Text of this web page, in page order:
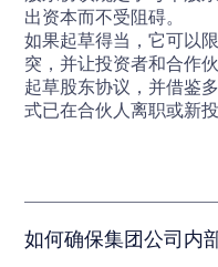
出资本而不受阻碍。
如果起草得当，它可以
突，并让投资者和合作
起草股东协议，并借鉴
式已在合伙人离职或新
如何确保集团公司内